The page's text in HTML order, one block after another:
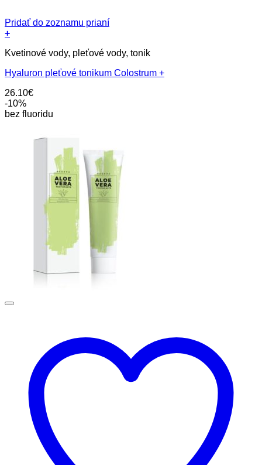
Pridať do zoznamu prianí
+
Kvetinové vody, pleťové vody, tonik
Hyaluron pleťové tonikum Colostrum +
26.10€
-10%
bez fluoridu